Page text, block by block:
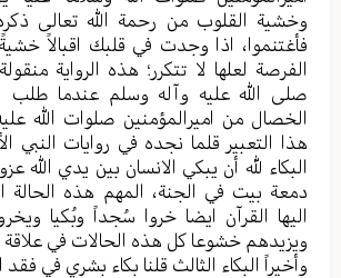
وخشیة القلوب من رحمة الله تعالی
فأغتنموا، اذا وجدت في قلبك اقبالاً
الفرصة لعلها لا تتکرر؛ هذه الروایة
صلی الله علیه وآله وسلم عندما طلب
الخصال من امیرالمؤمنین صلوات الله
هذا التعبیر قلما نجده في روایات النبي
البکاء لله أن يبكي الانسان بین یدي الله
دمعة بیت في الجنة، المهم هذه الحالة
الیها القرآن ایضا خروا سُجداً وبُکیا
ویزیدهم خشوعا کل هذه الحالات في علاقة
وأخیراً البکاء الثالث قلنا بکاء بشري في فقد